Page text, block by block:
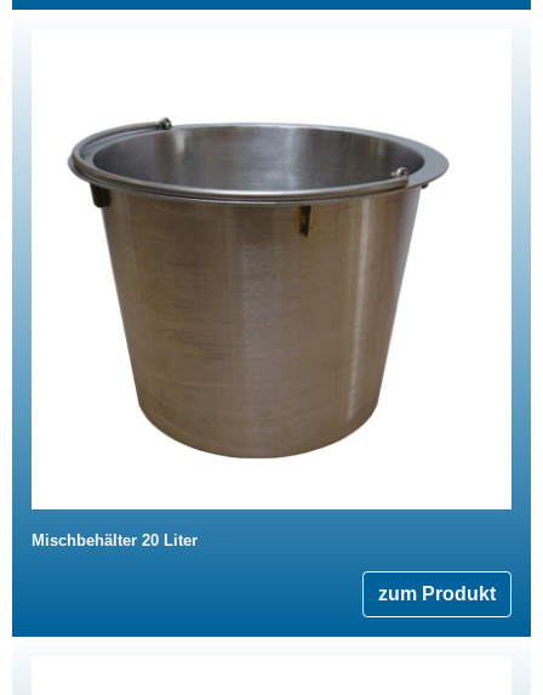
Mischbehälter 20 Liter
zum Produkt